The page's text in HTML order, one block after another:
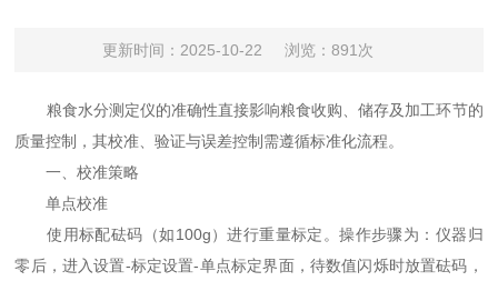
更新时间：2025-10-22 浏览：891次
粮食水分测定仪的准确性直接影响粮食收购、储存及加工环节的
质量控制，其校准、验证与误差控制需遵循标准化流程。
一、校准策略
单点校准
使用标配砝码（如100g）进行重量标定。操作步骤为：仪器归
零后，进入设置-标定设置-单点标定界面，待数值闪烁时放置砝码，